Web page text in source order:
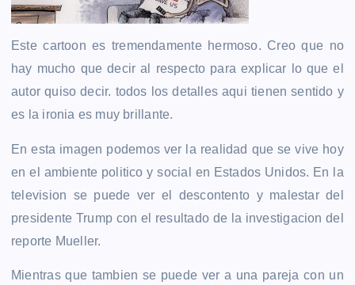
Este cartoon es tremendamente hermoso. Creo que no
hay mucho que decir al respecto para explicar lo que el
autor quiso decir. todos los detalles aqui tienen sentido y
es la ironia es muy brillante.
En esta imagen podemos ver la realidad que se vive hoy
en el ambiente politico y social en Estados Unidos. En la
television se puede ver el descontento y malestar del
presidente Trump con el resultado de la investigacion del
reporte Mueller.
Mientras que tambien se puede ver a una pareja con un